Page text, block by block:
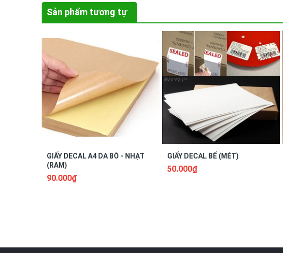
- Tránh xa nguồn nhiệt, dầu mỡ, chất lỏng.
- Tránh để giấy những nơi ẩm thấp hay nơi gần nguồn nước.
- Không nên để giấy ở nơi có nguồn nhiệt quá cao vì có thể gây
+ Giấy dán nhãn Tomy 103: Kích thước 36x62mm,12 miếng nhỏ.
Sản phẩm tương tự
GIẤY DECAL A4 DA BÒ - NHẠT
(RAM)
90.000₫
GIẤY DECAL BỂ (MÉT)
50.000₫